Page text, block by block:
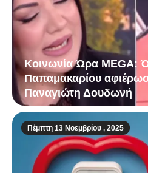
Κοινωνία Ώρα MEGA:
Παπαμακαρίου
Παναγιώτη Δουδωνή
Πέμπτη 13 Νοεμβρίου , 2025